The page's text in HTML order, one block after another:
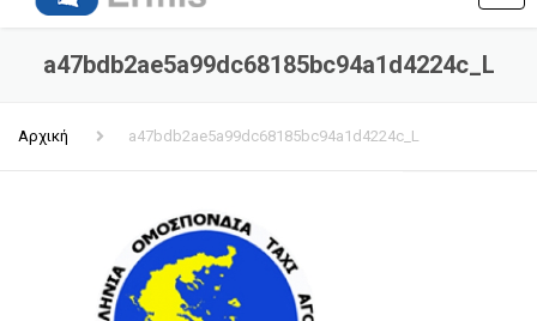
a47bdb2ae5a99dc68185bc94a1d4224c_L
Αρχική a47bdb2ae5a99dc68185bc94a1d4224c_L